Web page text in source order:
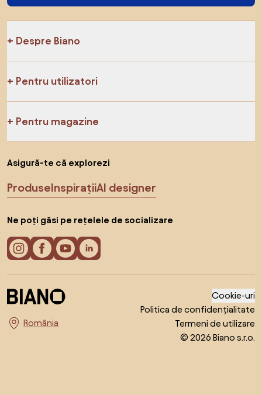
Despre Biano
Pentru utilizatori
Pentru magazine
Asigură-te că explorezi
ProduseInspirațiiAI designer
Ne poți găsi pe rețelele de socializare
Alege țara
Cookie-uri
Politica de confidențialitate
Termeni de utilizare
© 2026 Biano s.r.o.